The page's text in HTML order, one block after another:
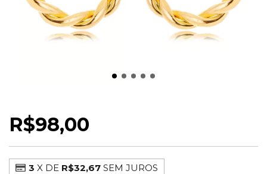
R$98,00
3 X DE R$32,67 SEM JUROS